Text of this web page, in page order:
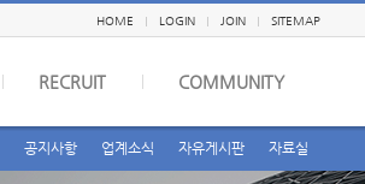
HOME LOGIN JOIN SITEMAP
RECRUIT COMMUNITY
공지사항 업계소식 자유게시판 자료실